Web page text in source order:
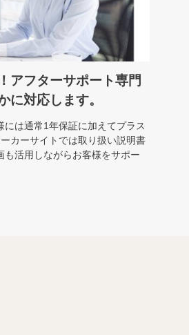
アフターサポート専門
に対応します。
には通常1年保証に加えてプラス
カーサイトでは取り扱い説明書
活用しながらお客様をサポー